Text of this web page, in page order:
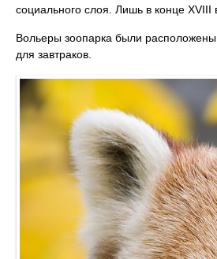
социального слоя. Лишь в конце
Вольеры зоопарка были
для завтраков.